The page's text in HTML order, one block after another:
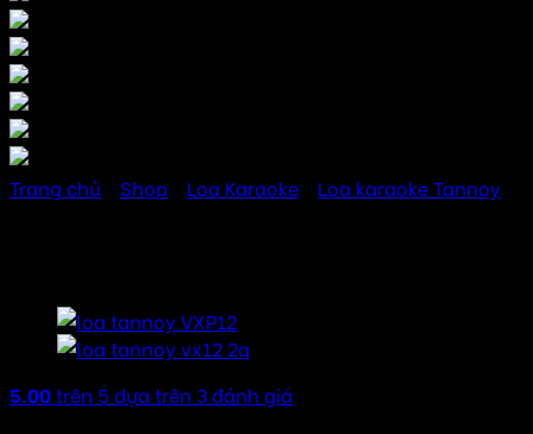
Trang chủ Shop Loa Karaoke Loa karaoke Tannoy
5.00trên 5 dựa trên 3đánh giá